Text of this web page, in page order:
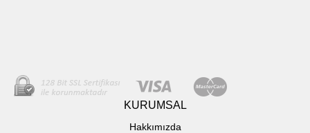
KURUMSAL
Hakkımızda